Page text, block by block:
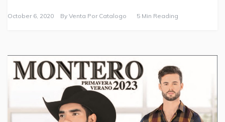
October 6, 2020 By Venta Por Catalogo 5 Min Reading